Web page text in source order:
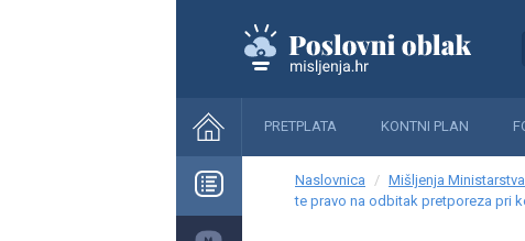
PRETPLATA KONTNI PLAN
Naslovnica Mišljenja
te pravo na odbitak pretporeza pri